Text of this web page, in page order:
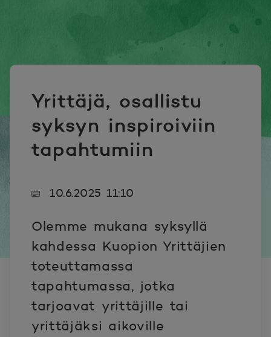
Yrittäjä, osallistu
syksyn inspiroiviin
tapahtumiin
10.6.2025 11:10
Olemme mukana syksyllä
kahdessa Kuopion Yrittäjien
toteuttamassa
tapahtumassa, jotka
tarjoavat yrittäjille tai
yrittäjäksi aikoville